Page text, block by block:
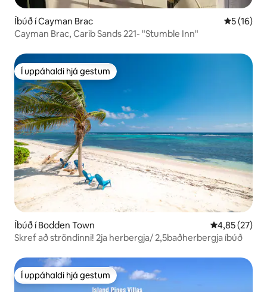
Íbúð í Cayman Brac 5 af 5 í
5 (16)
Cayman Brac, Carib Sands 221- "Stumble Inn"
Í uppáhaldi hjá gestum
Í uppáhaldi hjá gestum
Íbúð í Bodden Town 4,85 af 5 í
4,85 (27)
Skref að ströndinni! 2ja herbergja/ 2,5baðherbergja íbúð
Í uppáhaldi hjá gestum
Í uppáhaldi hjá gestum